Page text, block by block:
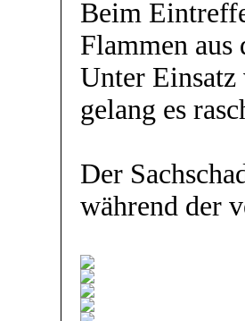
Beim
Flammen aus
Unter Einsatz
gelang es
Der
während der